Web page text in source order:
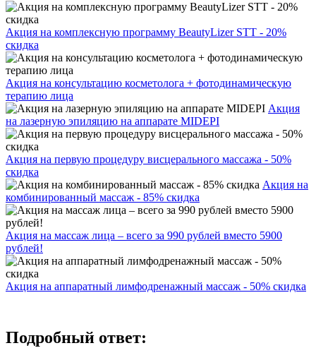
Акция на комплексную программу BeautyLizer STT - 20%
скидка
Акция на консультацию косметолога + фотодинамическую
терапию лица
Акция
на лазерную эпиляцию на аппарате MIDEPI
Акция на первую процедуру висцерального массажа - 50%
скидка
Акция на
комбинированный массаж - 85% скидка
Акция на массаж лица – всего за 990 рублей вместо 5900
рублей!
Акция на аппаратный лимфодренажный массаж - 50% скидка
Подробный ответ: